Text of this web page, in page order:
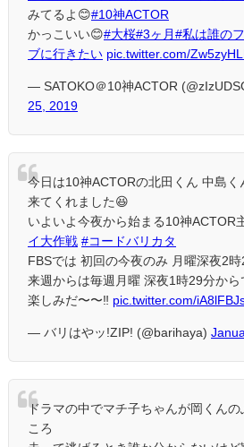
みてるよ😊#10神ACTOR
かっこいい😊#大桜#3ヶ月 #私は誰の
ブに行きたい pic.twitter.com/
— SATOKO＠10神ACTOR
25, 2019
今日は10神ACTORの北田くん 中島く
来てくれました😆
いよいよ今夜から始まる10神ACTOR
イ大作戦 #コードバリカタ
FBSでは 初回の今夜のみ 月曜深夜2時
来週からは毎週月曜 深夜1時29分から
楽しみだ〜〜‼️ pic.twitter.com/
— バリはやッ!ZIP! (@barihaya)
ドラマの中でマチ子ちゃんが岡くんの
ころ